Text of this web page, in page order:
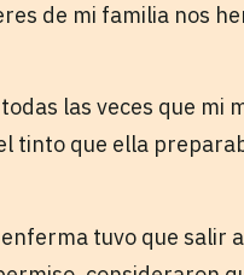
de mi familia nos
las veces que mi
tinto que ella
tuvo que salir